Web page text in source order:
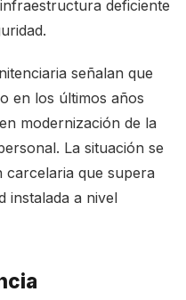
deficiente
señalan que
en los últimos años
modernización de la
La situación se
que supera
instalada a nivel